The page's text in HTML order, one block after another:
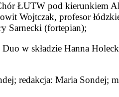
ŁUTW pod kierunkiem
Wojtczak, profesor
Sarnecki (fortepian);
w składzie Hanna
redakcja: Maria Sondej;